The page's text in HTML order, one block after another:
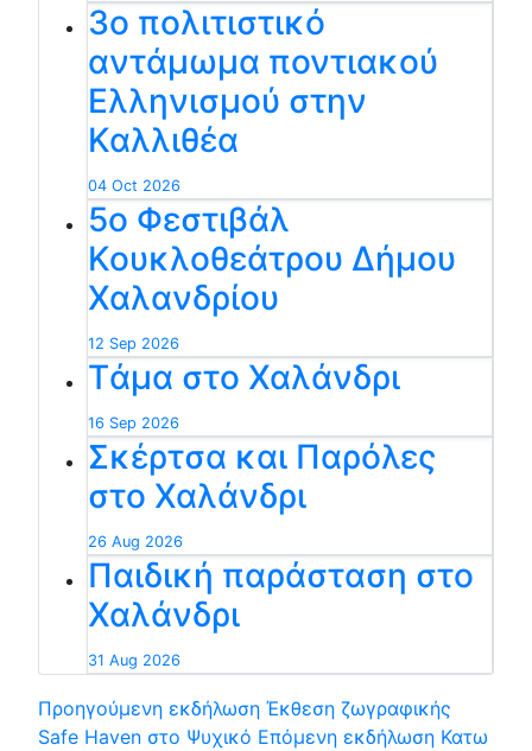
3ο πολιτιστικό
αντάμωμα ποντιακού
Ελληνισμού στην
Καλλιθέα
04 Oct 2026
5ο Φεστιβάλ
Κουκλοθεάτρου Δήμου
Χαλανδρίου
12 Sep 2026
Tάμα στο Χαλάνδρι
16 Sep 2026
Σκέρτσα και Παρόλες
στο Χαλάνδρι
26 Aug 2026
Παιδική παράσταση στο
Χαλάνδρι
31 Aug 2026
Προηγούμενη εκδήλωση Έκθεση ζωγραφικής
Safe Haven στο Ψυχικό Επόμενη εκδήλωση Κατω